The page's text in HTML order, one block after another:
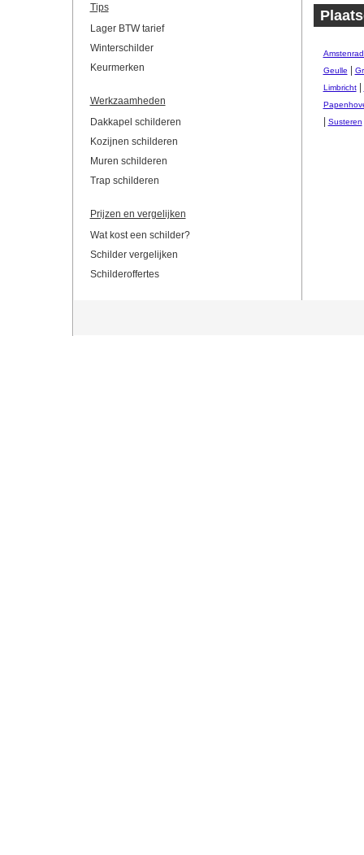
Tips
Lager BTW tarief
Winterschilder
Keurmerken
Werkzaamheden
Dakkapel schilderen
Kozijnen schilderen
Muren schilderen
Trap schilderen
Prijzen en vergelijken
Wat kost een schilder?
Schilder vergelijken
Schilderoffertes
Geulle
Limbricht|
Susteren